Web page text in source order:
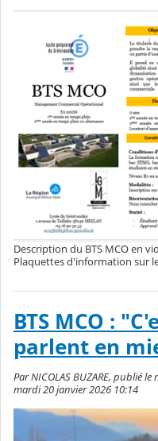
Description du BTS MCO en
Plaquettes d'information sur
BTS MCO :
parlent en
Par NICOLAS BUZARE, publié
mardi 20 janvier 2026 10:14